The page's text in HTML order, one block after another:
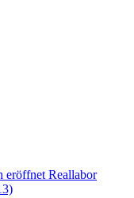
eröffnet Reallabor